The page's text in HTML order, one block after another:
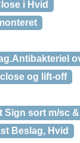
i Hvid
og lift-off
Sign sort m/sc
Beslag, Hvid